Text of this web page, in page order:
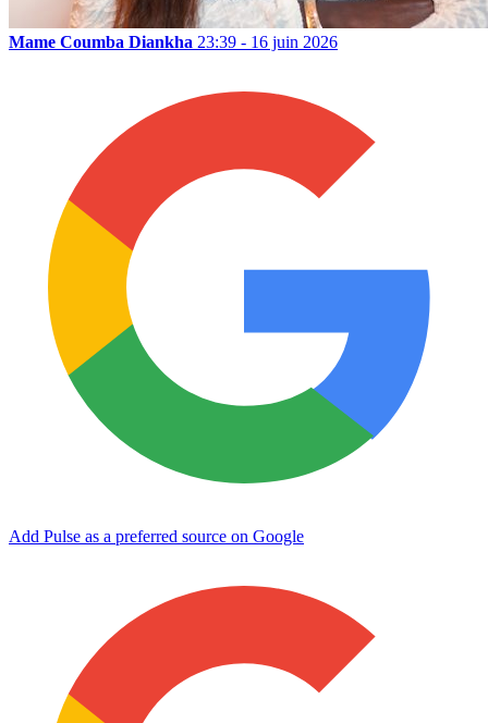
Mame Coumba Diankha 23:39 - 16 juin 2026
Add Pulse as a preferred source on Google